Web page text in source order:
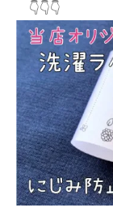
👇👇👇